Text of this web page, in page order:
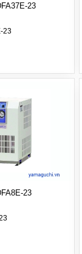
23
23
23